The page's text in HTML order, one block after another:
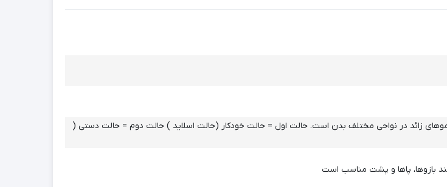
زائد در نواحی مختلف بدن است. حالت اول = حالت خودکار (حالت اسلاید ) حالت دوم = حالت دستی (
بازوها، پاها و پشت مناسب است